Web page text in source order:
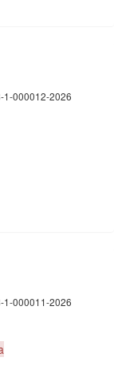
1-000012-2026
1-000011-2026